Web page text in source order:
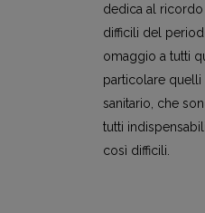
dedica al
difficili del
omaggio a tutti
particolare
sanitario, che
tutti
così difficili.